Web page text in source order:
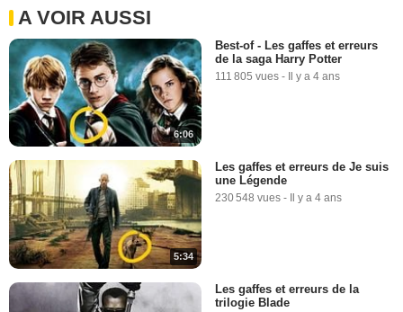
A VOIR AUSSI
6:06
Best-of - Les gaffes et erreurs
de la saga Harry Potter
111 805 vues - Il y a 4 ans
5:34
Les gaffes et erreurs de Je suis
une Légende
230 548 vues - Il y a 4 ans
Les gaffes et erreurs de la
trilogie Blade